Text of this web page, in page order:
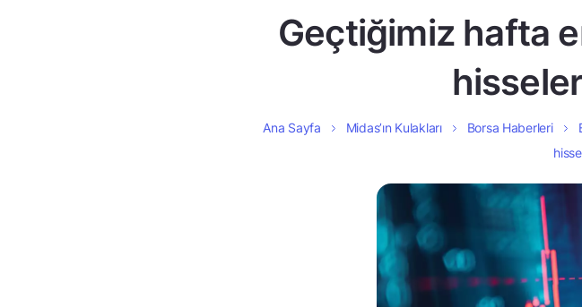
Geçtiğimiz hafta
Ana Sayfa Midas’ın Kulakları Borsa Haberleri